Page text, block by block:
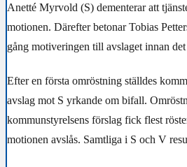
Anetté Myrvold (S) dementerar att
motionen. Därefter betonar Tobias
gång motiveringen till avslaget innan
Efter en första omröstning ställdes
avslag mot S yrkande om bifall.
kommunstyrelsens förslag fick flest
motionen avslås. Samtliga i S och V